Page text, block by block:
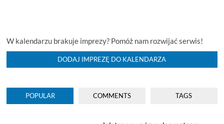
W kalendarzu brakuje imprezy? Pomóż nam rozwijać serwis!
DODAJ IMPREZĘ DO KALENDARZA
POPULAR COMMENTS TAGS